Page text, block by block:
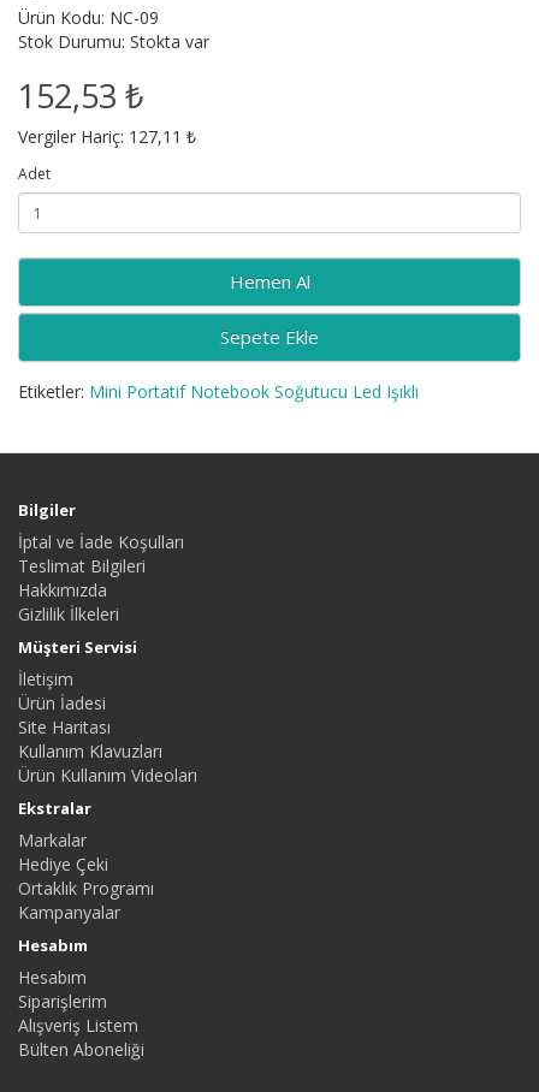
Ürün Kodu: NC-09
Stok Durumu: Stokta var
152,53 ₺
Vergiler Hariç: 127,11 ₺
Adet
Sepete Ekle
Etiketler: Mini Portatif Notebook Soğutucu Led Işıklı
Bilgiler
İptal ve İade Koşulları
Teslimat Bilgileri
Hakkımızda
Gizlilik İlkeleri
Müşteri Servisi
İletişim
Ürün İadesi
Site Haritası
Kullanım Klavuzları
Ürün Kullanım Videoları
Ekstralar
Markalar
Hediye Çeki
Ortaklık Programı
Kampanyalar
Hesabım
Hesabım
Siparişlerim
Alışveriş Listem
Bülten Aboneliği